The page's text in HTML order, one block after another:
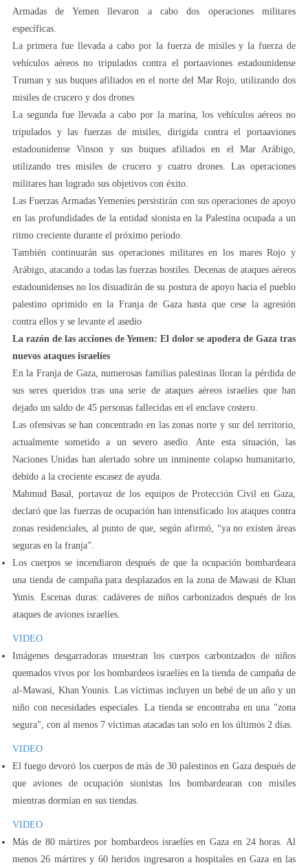
Armadas de Yemen llevaron a cabo dos operaciones militares
específicas.
La primera fue llevada a cabo por la fuerza de misiles y la fuerza de
vehículos aéreos no tripulados contra el portaaviones estadounidense
Truman y sus buques afiliados en el norte del Mar Rojo, utilizando dos
misiles de crucero y dos drones
La segunda fue llevada a cabo por la marina, los vehículos aéreos no
tripulados y las fuerzas de misiles, dirigida contra el portaaviones
estadounidense Vinson y sus buques afiliados en el Mar Arábigo,
utilizando tres misiles de crucero y cuatro drones. Las operaciones
militares han logrado sus objetivos con éxito.
Las Fuerzas Armadas Yemeníes persistirán con sus operaciones de apoyo
en las profundidades de la entidad sionista en la Palestina ocupada a un
ritmo creciente durante el próximo período.
También continuarán sus operaciones militares en los mares Rojo y
Arábigo, atacando a todas las fuerzas hostiles. Decenas de ataques aéreos
estadounidenses no los disuadirán de su postura de apoyo hacia el pueblo
palestino oprimido en la Franja de Gaza hasta que cese la agresión
contra ellos y se levante el asedio
La razón de las acciones de Yemen: El dolor se apodera de Gaza tras
nuevos ataques israelíes
En la Franja de Gaza, numerosas familias palestinas lloran la pérdida de
sus seres queridos tras una serie de ataques aéreos israelíes que han
dejado un saldo de 45 personas fallecidas en el enclave costero.
Las ofensivas se han concentrado en las zonas norte y sur del territorio,
actualmente sometido a un severo asedio. Ante esta situación, las
Naciones Unidas han alertado sobre un inminente colapso humanitario,
debido a la creciente escasez de ayuda.
Mahmud Basal, portavoz de los equipos de Protección Civil en Gaza,
declaró que las fuerzas de ocupación han intensificado los ataques contra
zonas residenciales, al punto de que, según afirmó, “ya no existen áreas
seguras en la franja”.
Los cuerpos se incendiaron después de que la ocupación bombardeara
una tienda de campaña para desplazados en la zona de Mawasi de Khan
Yunis. Escenas duras: cadáveres de niños carbonizados después de los
ataques de aviones israelíes.
VIDEO
Imágenes desgarradoras muestran los cuerpos carbonizados de niños
quemados vivos por los bombardeos israelíes en la tienda de campaña de
al-Mawasi, Khan Younis. Las víctimas incluyen un bebé de un año y un
niño con necesidades especiales. La tienda se encontraba en una "zona
segura", con al menos 7 víctimas atacadas tan solo en los últimos 2 días.
VIDEO
El fuego devoró los cuerpos de más de 30 palestinos en Gaza después de
que aviones de ocupación sionistas los bombardearan con misiles
mientras dormían en sus tiendas.
VIDEO
Más de 80 mártires por bombardeos israelíes en Gaza en 24 horas. Al
menos 26 mártires y 60 heridos ingresaron a hospitales en Gaza en las